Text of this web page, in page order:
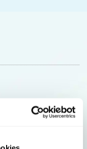
acties en tips